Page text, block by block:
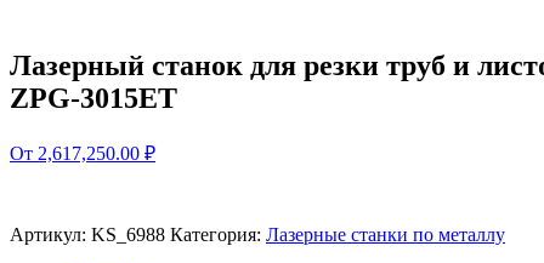
Лазерный станок для резки труб и
ZPG-3015ET
От 2,617,250.00 ₽
Артикул: KS_6988 Категория: Лазерные станки по металлу